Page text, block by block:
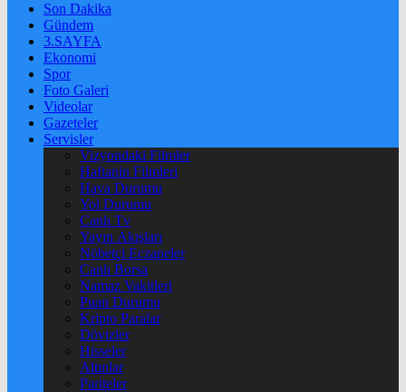
Son Dakika
Gündem
3.SAYFA
Ekonomi
Spor
Foto Galeri
Videolar
Gazeteler
Servisler
Vizyondaki Filmler
Haftanin Filmleri
Hava Durumu
Yol Durumu
Canlı Tv
Yayın Akışları
Nöbetçi Eczaneler
Canlı Borsa
Namaz Vakitleri
Puan Durumu
Kripto Paralar
Dövizler
Hisseler
Altınlar
Pariteler